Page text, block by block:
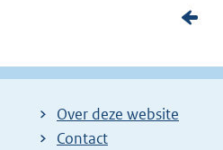
V
r
Over deze website
Contact